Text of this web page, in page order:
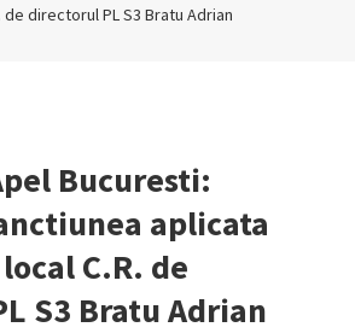
de directorul PL S3 Bratu Adrian
Bucuresti:
aplicata
C.R. de
S3 Bratu Adrian